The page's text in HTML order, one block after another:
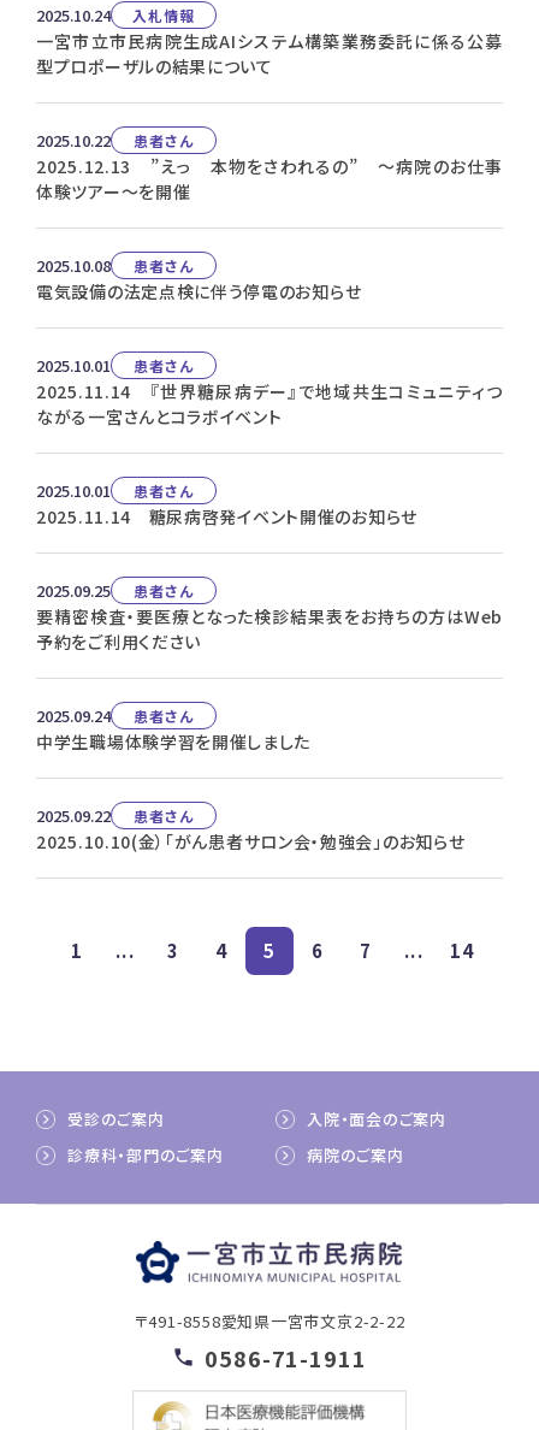
2025.10.24 入札情報
一宮市立市民病院生成AIシステム構築業務委託に係る公募
型プロポーザルの結果について
2025.10.22 患者さん
2025.12.13 ”えっ 本物をさわれるの” ～病院のお仕事
体験ツアー～を開催
2025.10.08 患者さん
電気設備の法定点検に伴う停電のお知らせ
2025.10.01 患者さん
2025.11.14 『世界糖尿病デー』で地域共生コミュニティつ
ながる一宮さんとコラボイベント
2025.10.01 患者さん
2025.11.14 糖尿病啓発イベント開催のお知らせ
2025.09.25 患者さん
要精密検査・要医療となった検診結果表をお持ちの方はWeb
予約をご利用ください
2025.09.24 患者さん
中学生職場体験学習を開催しました
2025.09.22 患者さん
2025.10.10(金）「がん患者サロン会・勉強会」のお知らせ
1 ... 3 4 5 6 7 ... 14
受診のご案内
入院・面会のご案内
診療科・部門のご案内
病院のご案内
〒491-8558愛知県一宮市文京2-2-22
0586-71-1911